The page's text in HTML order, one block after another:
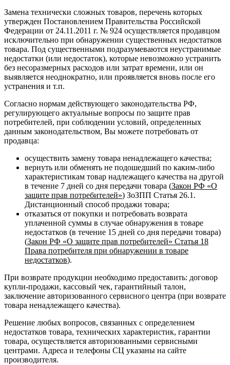
Замена технически сложных товаров, перечень которых
утвержден Постановлением Правительства Российской
Федерации от 24.11.2011 г. № 924 осуществляется продавцом
исключительно при обнаружении существенных недостатков
товара. Под существенными подразумеваются неустранимые
недостатки (или недостаток), которые невозможно устранить
без несоразмерных расходов или затрат времени, или он
выявляется неоднократно, или проявляется вновь после его
устранения и т.п.
Согласно нормам действующего законодательства РФ,
регулирующего актуальные вопросы по защите прав
потребителей, при соблюдении условий, определенных
данным законодательством, Вы можете потребовать от
продавца:
осуществить замену товара ненадлежащего качества;
вернуть или обменять не подошедший по каким-либо
характеристикам товар надлежащего качества на другой
в течение 7 дней со дня передачи товара (Закон РФ «О
защите прав потребителей») ЗоЗПП Статья 26.1.
Дистанционный способ продажи товара;
отказаться от покупки и потребовать возврата
уплаченной суммы в случае обнаружения в товаре
недостатков (в течение 15 дней со дня передачи товара)
(Закон РФ «О защите прав потребителей» Статья 18
Права потребителя при обнаружении в товаре
недостатков).
При возврате продукции необходимо предоставить: договор
купли-продажи, кассовый чек, гарантийный талон,
заключение авторизованного сервисного центра (при возврате
товара ненадлежащего качества).
Решение любых вопросов, связанных с определением
недостатков товара, технических характеристик, гарантии
товара, осуществляется авторизованными сервисными
центрами. Адреса и телефоны СЦ указаны на сайте
производителя.